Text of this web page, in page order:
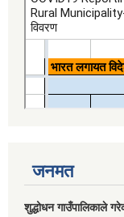
जनमत
शुद्धोधन गाउँपालिकाले